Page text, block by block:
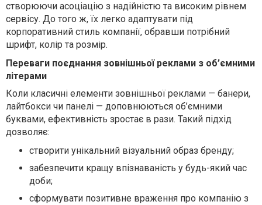
створюючи асоціацію з надійністю та високим рівнем
сервісу. До того ж, їх легко адаптувати під
корпоративний стиль компанії, обравши потрібний
шрифт, колір та розмір.
Переваги поєднання зовнішньої реклами з об’ємними
літерами
Коли класичні елементи зовнішньої реклами — банери,
лайтбокси чи панелі — доповнюються об’ємними
буквами, ефективність зростає в рази. Такий підхід
дозволяє:
створити унікальний візуальний образ бренду;
забезпечити кращу впізнаваність у будь-який час
доби;
сформувати позитивне враження про компанію з